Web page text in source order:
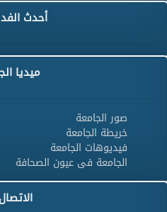
أحدث
ميديا
صور الجامعة
خريطة الجامعة
فيديوهات الجامعة
الجامعة فى عيون الصحافة